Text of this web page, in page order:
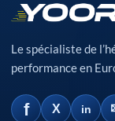
Le spécialiste de
performance en
f X in